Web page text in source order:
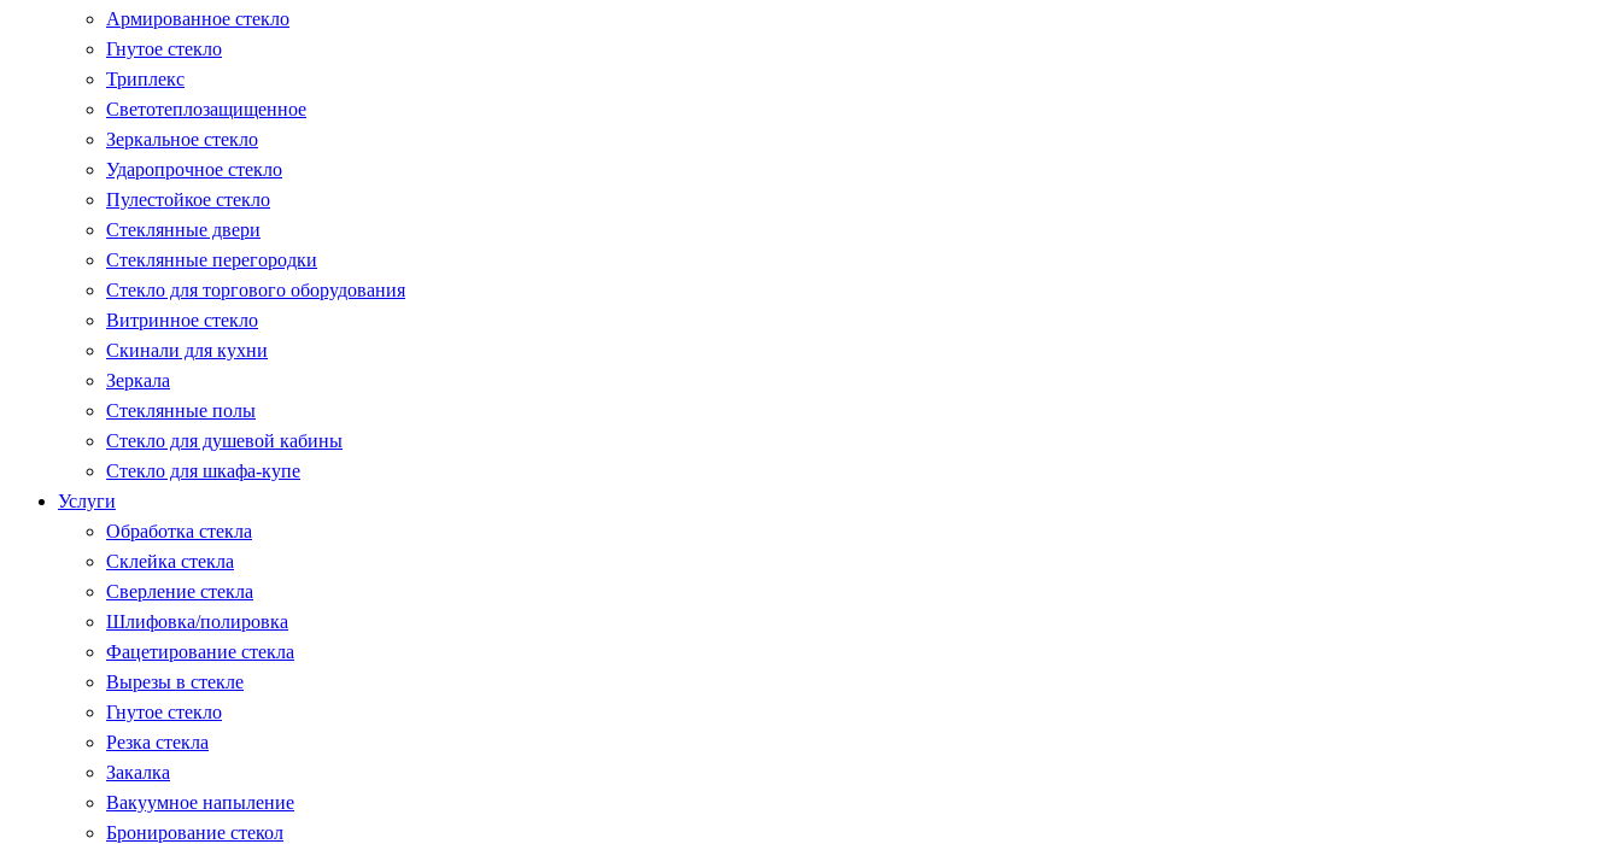
Армированное стекло
Гнутое стекло
Триплекс
Светотеплозащищенное
Зеркальное стекло
Ударопрочное стекло
Пулестойкое стекло
Стеклянные двери
Стеклянные перегородки
Стекло для торгового оборудования
Витринное стекло
Скинали для кухни
Зеркала
Стеклянные полы
Стекло для душевой кабины
Стекло для шкафа-купе
Услуги
Обработка стекла
Склейка стекла
Сверление стекла
Шлифовка/полировка
Фацетирование стекла
Вырезы в стекле
Гнутое стекло
Резка стекла
Закалка
Вакуумное напыление
Бронирование стекол